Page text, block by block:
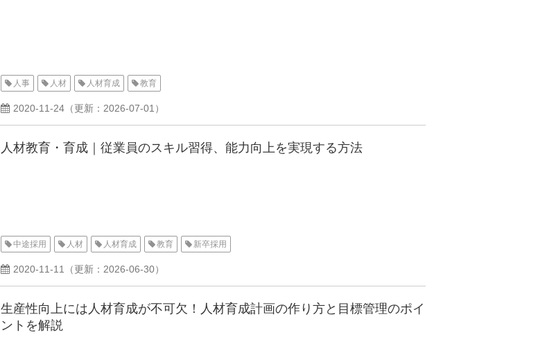
人事 人材 人材育成 教育
2020-11-24 （更新： 2026-07-01 ）
人材教育・育成｜従業員のスキル習得、能力向上を実現する方法
中途採用 人材 人材育成 教育 新卒採用
2020-11-11 （更新： 2026-06-30）
生産性向上には人材育成が不可欠！人材育成計画の作り方と目標管理のポイ
ントを解説